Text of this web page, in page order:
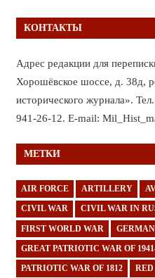
КОНТАКТЫ
Адрес редакции для
Хорошёвское шоссе, д. 38д,
исторического журнала».
941-26-12. E-mail:
МЕТКИ
AIR FORCE ARTILLERY
CIVIL WAR CIVIL WAR IN
FIRST WORLD WAR
GREAT PATRIOTIC WAR OF
PATRIOTIC WAR OF 1812